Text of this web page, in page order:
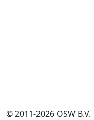
© 2011-2026 OSW B.V.